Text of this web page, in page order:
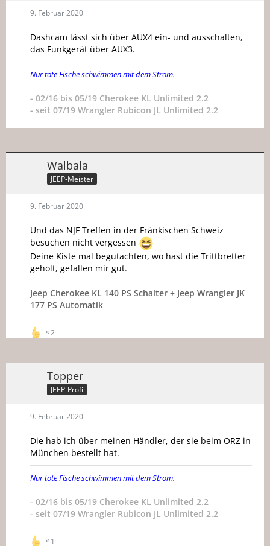
9. Februar 2020
Dashcam lässt sich über AUX4 ein- und ausschalten,
das Funkgerät über AUX3.
Nur tote Fische schwimmen mit dem Strom.
- 02/16 bis 05/19 Cherokee KL Unlimited 2.2
- seit 07/19 Wrangler Rubicon JL Unlimited 2.2
Walbala
JEEP-Meister
9. Februar 2020
Und das NJF Treffen in der Fränkischen Schweiz
besuchen nicht vergessen
Deine Kiste mal begutachten, wo hast die Trittbretter
geholt, gefallen mir gut.
Jeep Cherokee KL 140 PS Schalter + Jeep Wrangler JK
177 PS Automatik
2
Topper
JEEP-Profi
9. Februar 2020
Die hab ich über meinen Händler, der sie beim ORZ in
München bestellt hat.
Nur tote Fische schwimmen mit dem Strom.
- 02/16 bis 05/19 Cherokee KL Unlimited 2.2
- seit 07/19 Wrangler Rubicon JL Unlimited 2.2
1